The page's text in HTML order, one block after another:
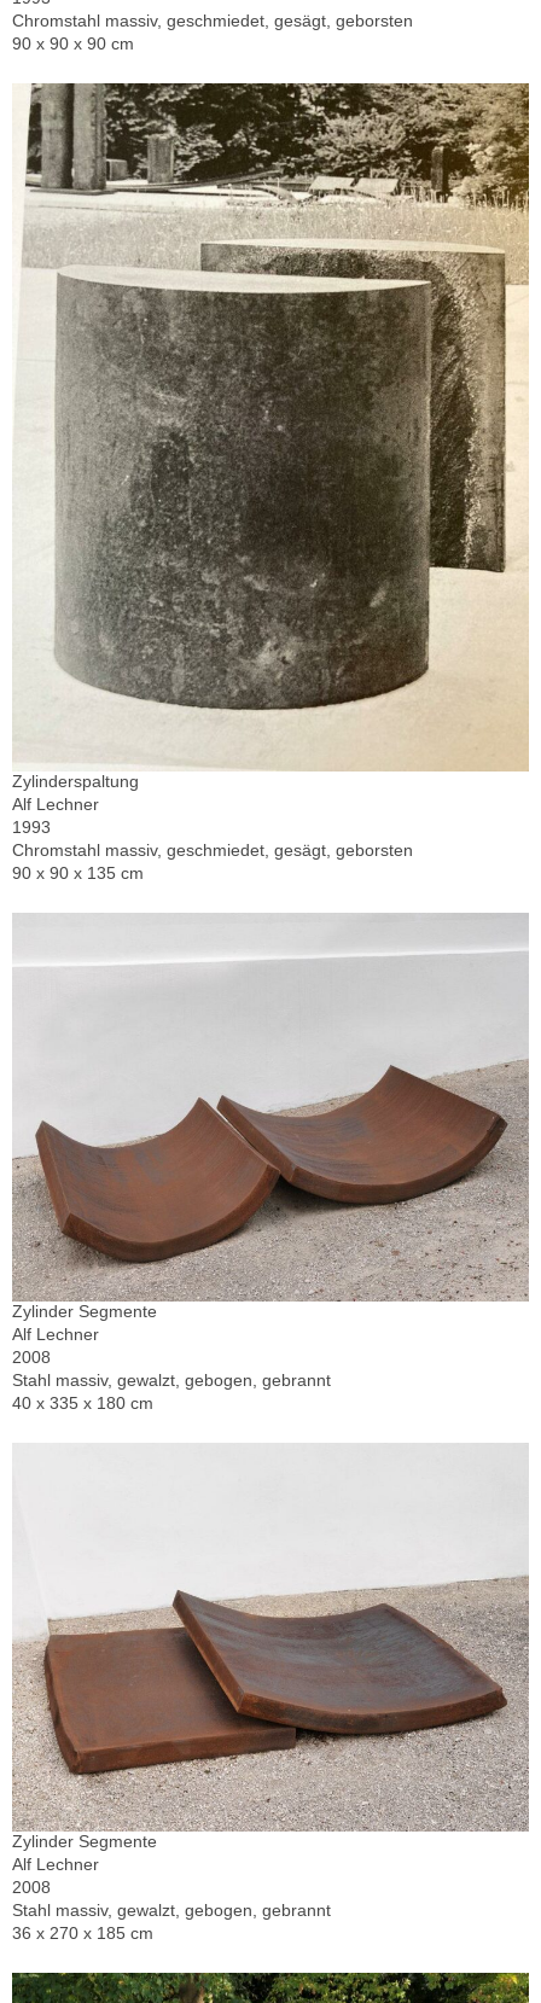
Chromstahl massiv, geschmiedet, gesägt, geborsten
90 x 90 x 90 cm
Zylinderspaltung
Alf Lechner
1993
Chromstahl massiv, geschmiedet, gesägt, geborsten
90 x 90 x 135 cm
Zylinder Segmente
Alf Lechner
2008
Stahl massiv, gewalzt, gebogen, gebrannt
40 x 335 x 180 cm
Zylinder Segmente
Alf Lechner
2008
Stahl massiv, gewalzt, gebogen, gebrannt
36 x 270 x 185 cm